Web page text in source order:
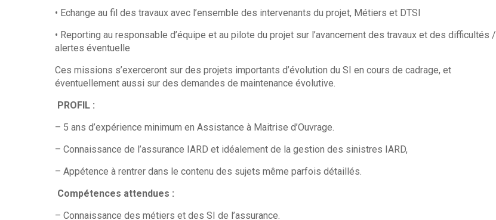
• Echange au fil des travaux avec l’ensemble des intervenants du projet, Métiers et DTSI
• Reporting au responsable d’équipe et au pilote du projet sur l’avancement des travaux et des difficultés /
alertes éventuelle
Ces missions s’exerceront sur des projets importants d’évolution du SI en cours de cadrage, et
éventuellement aussi sur des demandes de maintenance évolutive.
PROFIL :
– 5 ans d’expérience minimum en Assistance à Maitrise d’Ouvrage.
– Connaissance de l’assurance IARD et idéalement de la gestion des sinistres IARD,
– Appétence à rentrer dans le contenu des sujets même parfois détaillés.
Compétences attendues :
– Connaissance des métiers et des SI de l’assurance.